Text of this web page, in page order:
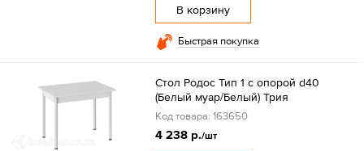
В корзину
Быстрая покупка
Стол Родос Тип 1 с опорой d40
(Белый муар/Белый) Трия
Код товара: 163650
4 238 р./шт